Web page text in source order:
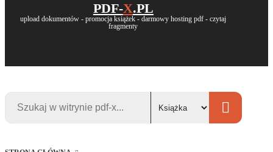
PDF-X.PL
upload dokumentów - promocja książek - darmowy hosting pdf - czytaj
fragmenty